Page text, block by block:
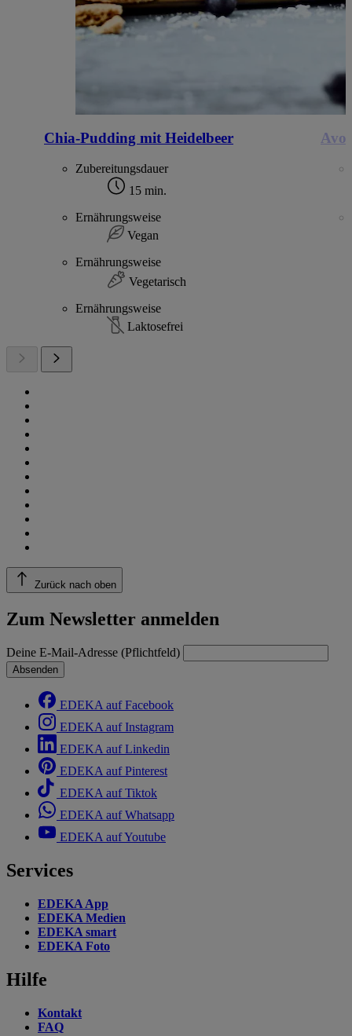
Chia-Pudding mit Heidelbeer
Zubereitungsdauer
15 min.
Ernährungsweise
Vegan
Ernährungsweise
Vegetarisch
Ernährungsweise
Laktosefrei
Zurück nach oben
Zum Newsletter anmelden
Deine E-Mail-Adresse (Pflichtfeld)
Absenden
EDEKA auf Facebook
EDEKA auf Instagram
EDEKA auf Linkedin
EDEKA auf Pinterest
EDEKA auf Tiktok
EDEKA auf Whatsapp
EDEKA auf Youtube
Services
EDEKA App
EDEKA Medien
EDEKA smart
EDEKA Foto
Hilfe
Kontakt
FAQ